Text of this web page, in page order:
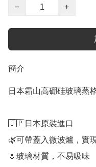
−
+
簡介
日本霜山高硼硅玻璃蒸
🇯🇵日本原裝進口
🌿可帶蓋入微波爐，實
🌷玻璃材質，不易吸味